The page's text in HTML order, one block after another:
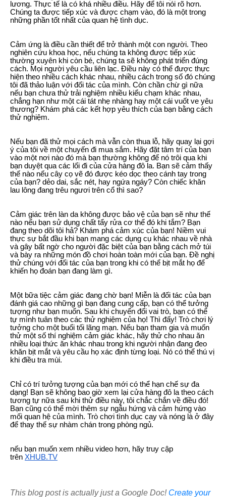
lương. Thực tế là có khá nhiều điều. Hãy để tôi nói rõ hơn.
Chúng ta được tiếp xúc và được chạm vào, đó là một trong
những phần tốt nhất của quan hệ tình dục.
Cảm ứng là điều cần thiết để trở thành một con người. Theo
nghiên cứu khoa học, nếu chúng ta không được tiếp xúc
thường xuyên khi còn bé, chúng ta sẽ không phát triển đúng
cách. Mọi người yêu cầu liên lạc. Điều này có thể được thực
hiện theo nhiều cách khác nhau, nhiều cách trong số đó chúng
tôi đã thảo luận với đối tác của mình. Còn chần chừ gì nữa
nếu bạn chưa thử trải nghiệm nhiều kiểu chạm khác nhau,
chẳng hạn như một cái tát nhẹ nhàng hay một cái vuốt ve yêu
thương? Khám phá các kết hợp yêu thích của bạn bằng cách
thử nghiệm.
Nếu bạn đã thử mọi cách mà vẫn còn thua lỗ, hãy quay lại gợi
ý của tôi về một chuyến đi mua sắm. Hãy đặt tâm trí của bạn
vào một nơi nào đó mà bạn thường không để nó trôi qua khi
bạn duyệt qua các lối đi của cửa hàng đô la. Bạn sẽ cảm thấy
thế nào nếu cây cọ vẽ đó được kéo dọc theo cánh tay trong
của bạn? dẻo dai, sắc nét, hay ngứa ngáy? Còn chiếc khăn
lau lông đang trêu ngươi trên cổ thì sao?
Cảm giác trên làn da không được bảo vệ của bạn sẽ như thế
nào nếu bạn sử dụng chất tẩy rửa cơ thể đó khi tắm? Bạn
đang theo dõi tôi hả? Khám phá cảm xúc của bạn! Niềm vui
thực sự bắt đầu khi bạn mang các dụng cụ khác nhau về nhà
và gây bất ngờ cho người đặc biệt của bạn bằng cách mở túi
và bày ra những món đồ chơi hoàn toàn mới của bạn. Đề nghị
thử chúng với đối tác của bạn trong khi có thể bịt mắt họ để
khiến họ đoán bạn đang làm gì.
Một bữa tiệc cảm giác đang chờ bạn! Miễn là đối tác của bạn
đánh giá cao những gì bạn đang cung cấp, bạn có thể tưởng
tượng như bạn muốn. Sau khi chuyển đổi vai trò, bạn có thể
tự mình tuân theo các thử nghiệm của họ! Thì đấy! Trò chơi lý
tưởng cho một buổi tối lãng mạn. Nếu bạn tham gia và muốn
thử một số thí nghiệm cảm giác khác, hãy thử cho nhau ăn
nhiều loại thức ăn khác nhau trong khi người nhận đang đeo
khăn bịt mắt và yêu cầu họ xác định từng loại. Nó có thể thú vị
khi điều tra mùi.
Chỉ có trí tưởng tượng của bạn mới có thể hạn chế sự đa
dạng! Bạn sẽ không bao giờ xem lại cửa hàng đô la theo cách
tương tự nữa sau khi thử điều này, tôi chắc chắn về điều đó!
Bạn cũng có thể mời thêm sự ngẫu hứng và cảm hứng vào
mối quan hệ của mình. Trò chơi tình dục cay và nóng là ở đây
để thay thế sự nhàm chán trong phòng ngủ.
nếu bạn muốn xem nhiều video hơn, hãy truy cập
trên XHUB.TV
This blog post is actually just a Google Doc! Create your